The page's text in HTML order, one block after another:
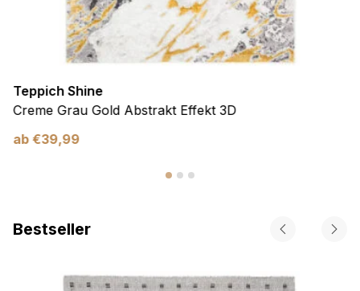
Teppich Shine
Creme Grau Gold Abstrakt Effekt 3D
ab €39,99
Bestseller